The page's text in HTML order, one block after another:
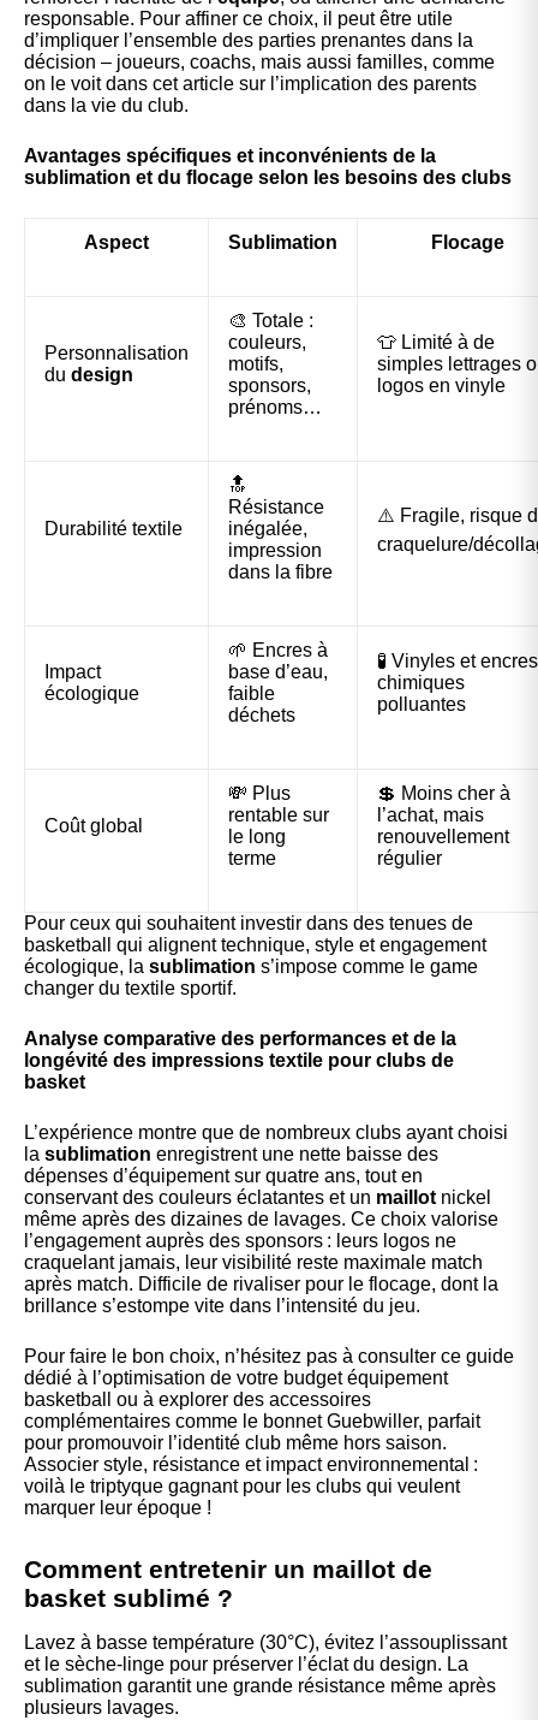
responsable. Pour affiner ce choix, il peut être utile
d’impliquer l’ensemble des parties prenantes dans la
décision – joueurs, coachs, mais aussi familles, comme
on le voit dans cet article sur l’implication des parents
dans la vie du club.
Avantages spécifiques et inconvénients de la
sublimation et du flocage selon les besoins des clubs
Aspect Sublimation Flocage
Personnalisation
du design
🎨 Totale :
couleurs,
motifs,
sponsors,
prénoms…
👕 Limité à de
simples lettrages
logos en vinyle
Durabilité textile
🔝
Résistance
inégalée,
impression
dans la fibre
⚠️ Fragile, risque
craquelure/
Impact
écologique
🌱 Encres à
base d’eau,
faible
déchets
🧪 Vinyles et encres
chimiques
polluantes
Coût global
💸 Plus
rentable sur
le long
terme
💲 Moins cher à
l’achat, mais
renouvellement
régulier
Pour ceux qui souhaitent investir dans des tenues de
basketball
qui alignent technique, style et engagement
écologique, la sublimation s’impose comme le game
changer du textile sportif.
Analyse comparative des performances et de la
longévité des impressions textile pour clubs de
basket
L’expérience montre que de nombreux clubs ayant choisi
la sublimation enregistrent une nette baisse des
dépenses d’équipement sur quatre ans, tout en
conservant des couleurs éclatantes et un maillot nickel
même après des dizaines de lavages. Ce choix valorise
l’engagement auprès des sponsors : leurs logos ne
craquelant jamais, leur visibilité reste maximale match
après match. Difficile de rivaliser pour le flocage, dont la
brillance s’estompe vite dans l’intensité du jeu.
Pour faire le bon choix, n’hésitez pas à consulter ce guide
dédié à l’optimisation de votre budget équipement
basketball
ou à explorer des accessoires
complémentaires comme le bonnet Guebwiller, parfait
pour promouvoir l’identité club même hors saison.
Associer style, résistance et impact environnemental :
voilà le triptyque gagnant pour les clubs qui veulent
marquer leur époque !
Comment entretenir un maillot de
basket sublimé ?
Lavez à basse température (30°C), évitez l’assouplissant
et le sèche-linge pour préserver l’éclat du design. La
sublimation garantit une grande résistance même après
plusieurs lavages.